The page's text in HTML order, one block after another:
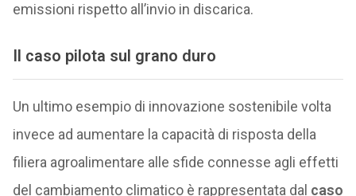
emissioni rispetto all’invio in discarica.
Il caso pilota sul grano duro
Un ultimo esempio di innovazione sostenibile volta
invece ad aumentare la capacità di risposta della
filiera agroalimentare alle sfide connesse agli effetti
del cambiamento climatico è rappresentata dal caso